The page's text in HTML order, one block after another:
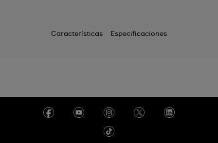
Características Especificaciones